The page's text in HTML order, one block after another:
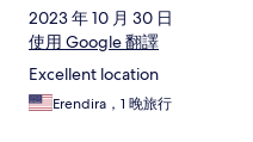
2023 年 10 月 30 日
使用 Google 翻譯
Excellent location
Erendira，1 晚旅行